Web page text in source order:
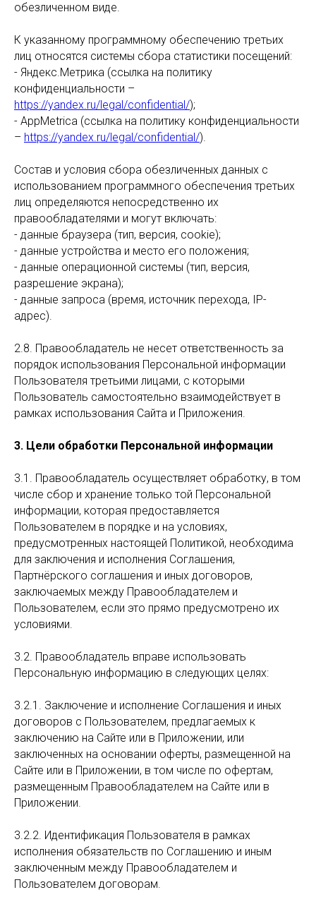
обезличенном виде.
К указанному программному обеспечению третьих
лиц относятся системы сбора статистики посещений:
- Яндекс.Метрика (ссылка на политику
конфиденциальности –
https://yandex.ru/legal/confidential/);
- AppMetrica (ссылка на политику конфиденциальности
– https://yandex.ru/legal/confidential/).
Состав и условия сбора обезличенных данных с
использованием программного обеспечения третьих
лиц определяются непосредственно их
правообладателями и могут включать:
- данные браузера (тип, версия, cookie);
- данные устройства и место его положения;
- данные операционной системы (тип, версия,
разрешение экрана);
- данные запроса (время, источник перехода, IP-
адрес).
2.8. Правообладатель не несет ответственность за
порядок использования Персональной информации
Пользователя третьими лицами, с которыми
Пользователь самостоятельно взаимодействует в
рамках использования Сайта и Приложения.
3. Цели обработки Персональной информации
3.1. Правообладатель осуществляет обработку, в том
числе сбор и хранение только той Персональной
информации, которая предоставляется
Пользователем в порядке и на условиях,
предусмотренных настоящей Политикой, необходима
для заключения и исполнения Соглашения,
Партнёрского соглашения и иных договоров,
заключаемых между Правообладателем и
Пользователем, если это прямо предусмотрено их
условиями.
3.2. Правообладатель вправе использовать
Персональную информацию в следующих целях:
3.2.1. Заключение и исполнение Соглашения и иных
договоров с Пользователем, предлагаемых к
заключению на Сайте или в Приложении, или
заключенных на основании оферты, размещенной на
Сайте или в Приложении, в том числе по офертам,
размещенным Правообладателем на Сайте или в
Приложении.
3.2.2. Идентификация Пользователя в рамках
исполнения обязательств по Соглашению и иным
заключенным между Правообладателем и
Пользователем договорам.